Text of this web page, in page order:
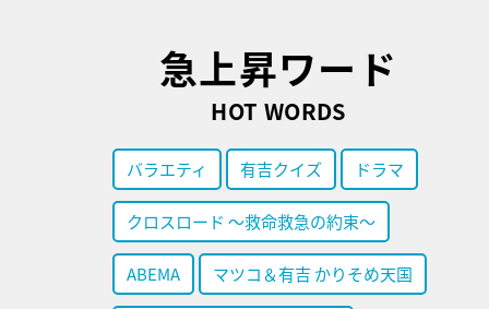
急上昇ワード
HOT WORDS
バラエティ 有吉クイズ ドラマ
クロスロード ～救命救急の約束～
ABEMA マツコ＆有吉 かりそめ天国